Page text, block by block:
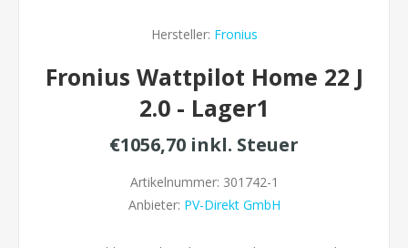
Hersteller: Fronius
Fronius Wattpilot Home 22 J
2.0 - Lager1
€1056,70 inkl. Steuer
Artikelnummer: 301742-1
Anbieter: PV-Direkt GmbH